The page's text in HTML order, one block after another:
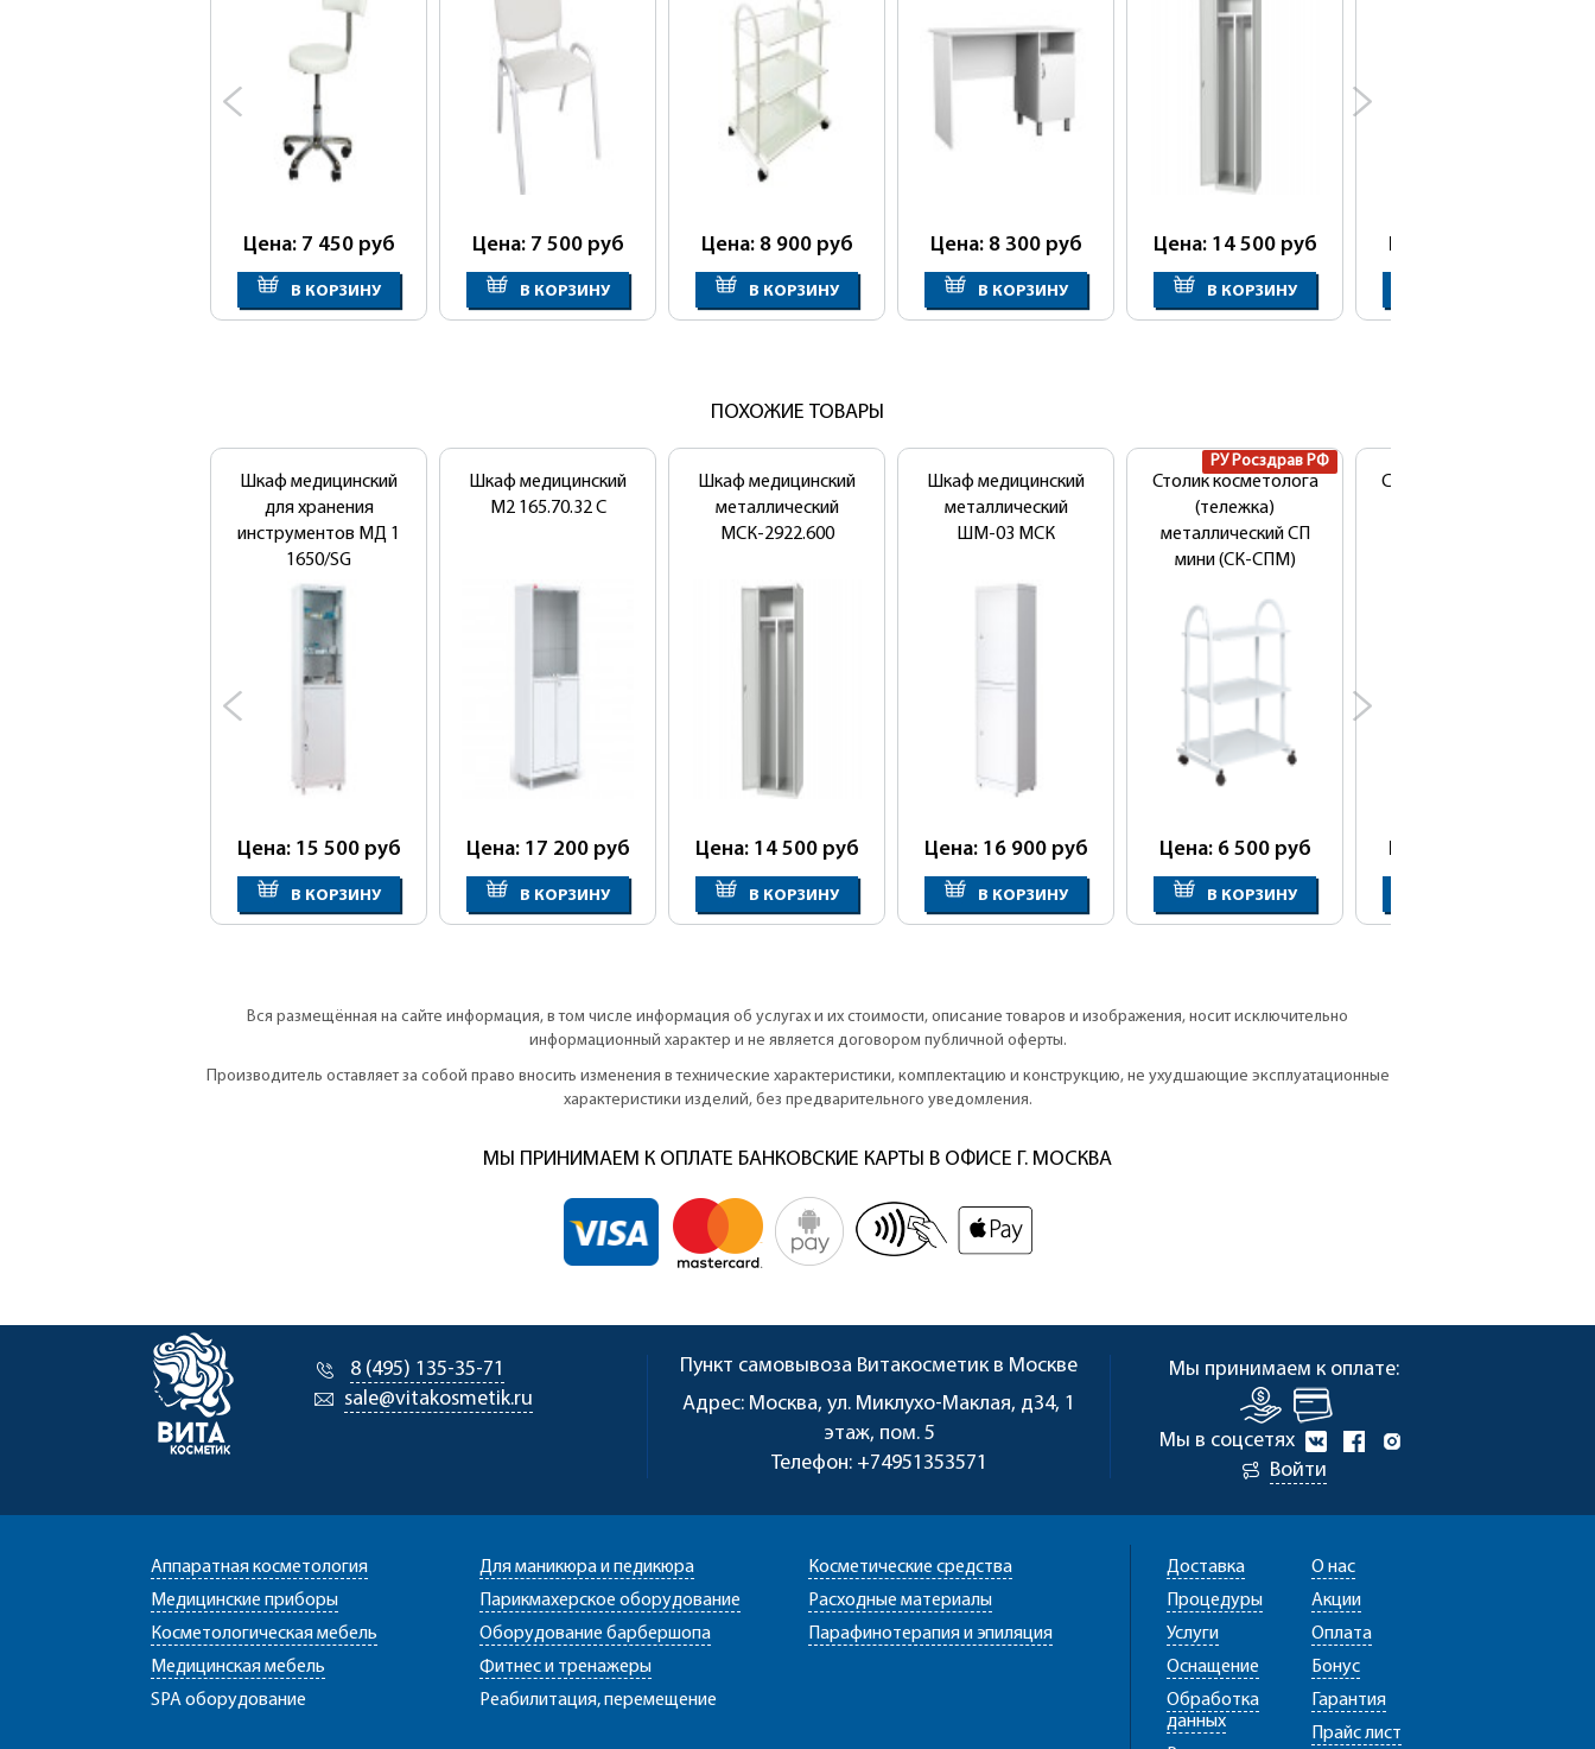
Цена: 7 450 руб
В КОРЗИНУ
Цена: 7 500 руб
В КОРЗИНУ
Цена: 8 900 руб
В КОРЗИНУ
Цена: 8 300 руб
В КОРЗИНУ
Цена: 14 500 руб
В КОРЗИНУ
Цена: 6 590
ПОХОЖИЕ ТОВАРЫ
Шкаф медицинский
для хранения
инструментов МД 1
1650/SG
Цена: 15 500 руб
В КОРЗИНУ
Шкаф медицинский
М2 165.70.32 С
Цена: 17 200 руб
В КОРЗИНУ
Шкаф медицинский
металлический
МСК-2922.600
Цена: 14 500 руб
В КОРЗИНУ
Шкаф медицинский
металлический
ШМ-03 МСК
Цена: 16 900 руб
В КОРЗИНУ
РУ Росздрав РФ
Столик косметолога
(тележка)
металлический СП
мини (СК-СПМ)
Цена: 6 500 руб
В КОРЗИНУ
Столик косметолога
Цена: 8 900
Вся размещённая на сайте информация, в том числе информация об услугах и их стоимости, описание товаров и изображения, носит исключительно
информационный характер и не является договором публичной оферты.
Производитель оставляет за собой право вносить изменения в технические характеристики, комплектацию и конструкцию, не ухудшающие эксплуатационные
характеристики изделий, без предварительного уведомления.
МЫ ПРИНИМАЕМ К ОПЛАТЕ БАНКОВСКИЕ КАРТЫ В ОФИСЕ Г. МОСКВА
8 (495) 135-35-71
sale@vitakosmetik.ru
Пункт самовывоза Витакосметик в Москве
Адрес: Москва, ул. Миклухо-Маклая, д34, 1
этаж, пом. 5
Телефон: +74951353571
Мы принимаем к оплате:
Мы в соцсетях
Войти
Аппаратная косметология
Медицинские приборы
Косметологическая мебель
Медицинская мебель
SPA оборудование
Для маникюра и педикюра
Парикмахерское оборудование
Оборудование барбершопа
Фитнес и тренажеры
Реабилитация, перемещение
Косметические средства
Расходные материалы
Парафинотерапия и эпиляция
Доставка
Процедуры
Услуги
Оснащение
Обработка
данных
О нас
Акции
Оплата
Бонус
Гарантия
Прайс лист